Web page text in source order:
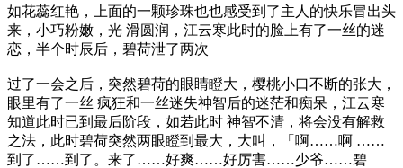
如花蕊红艳，上面的一颗珍珠也也感受到了主人的快乐冒出头
来，小巧粉嫩，光 滑圆润，江云寒此时的脸上有了一丝的迷
恋，半个时辰后，碧荷泄了两次
过了一会之后，突然碧荷的眼睛瞪大，樱桃小口不断的张大，
眼里有了一丝 疯狂和一丝迷失神智后的迷茫和痴呆，江云寒
知道此时已到最后阶段，如若此时 神智不清，将会没有解救
之法，此时碧荷突然两眼瞪到最大，大叫，「啊……啊 ……
到了……到了。来了……好爽……好厉害……少爷……碧